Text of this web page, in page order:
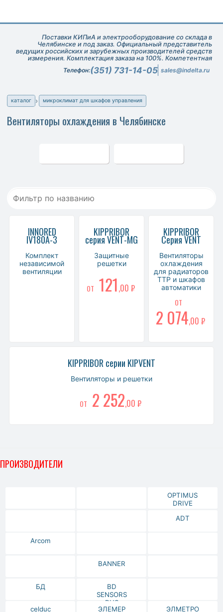
Поставки КИПиА и электрооборудование со склада в
Челябинске и под заказ. Официальный представитель
ведущих российских и зарубежных производителей средств
измерения. Комплектация заказа на 100%. Компетентная
техническая поддержка при подборе оборудования.
Телефон:(351) 731-14-05 sales@indelta.ru
каталог микроклимат для шкафов управления
Вентиляторы охлаждения в Челябинске
INNORED
IV180A-3
Комплект
независимой
вентиляции
KIPPRIBOR
серия VENT-MG
Защитные
решетки
ОТ 121,00 ₽
KIPPRIBOR
Серия VENT
Вентиляторы
охлаждения
для радиаторов
ТТР и шкафов
автоматики
ОТ
2 074,00 ₽
KIPPRIBOR серии KIPVENT
Вентиляторы и решетки
ОТ 2 252,00 ₽
ПРОИЗВОДИТЕЛИ
OPTIMUS
DRIVE
ADT
Arcom
BANNER
БД
BD
SENSORS
RUS
celduc
ЭЛЕМЕР ЭЛМЕТРО